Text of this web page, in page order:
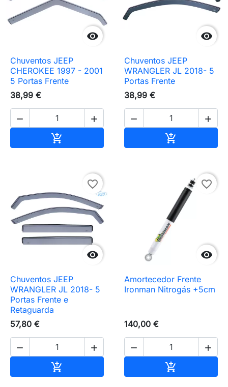

Chuventos JEEP
CHEROKEE 1997 - 2001
5 Portas Frente
38,99 €
 


Chuventos JEEP
WRANGLER JL 2018- 5
Portas Frente
38,99 €
 


favorite_border
Chuventos JEEP
WRANGLER JL 2018- 5
Portas Frente e
Retaguarda
57,80 €
 


favorite_border
Amortecedor Frente
Ironman Nitrogás +5cm
140,00 €
 
